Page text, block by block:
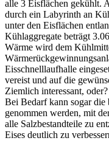
alle 3 Eisflächen gekühlt.
durch ein Labyrinth an
unter den Eisflächen
Kühlaggregate beträgt
Wärme wird dem
Eisschnelllaufhalle
vereist und auf die
Ziemlich interessant, oder?
Bei Bedarf kann sogar die
genommen werden, mit
alle Salzbestandteile zu
Eises deutlich zu